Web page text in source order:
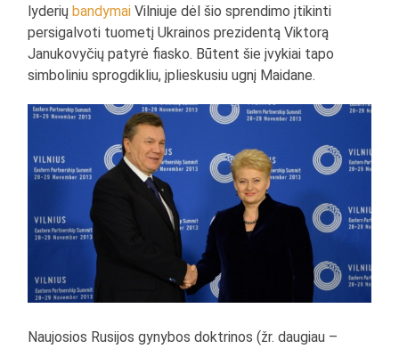
lyderiųbandymai Vilniuje dėl šio sprendimo įtikinti
persigalvoti tuometį Ukrainos prezidentą Viktorą
Janukovyčių patyrė fiasko. Būtent šie įvykiai tapo
simboliniu sprogdikliu, įplieskusiu ugnį Maidane.
Naujosios Rusijos gynybos doktrinos (žr. daugiau –